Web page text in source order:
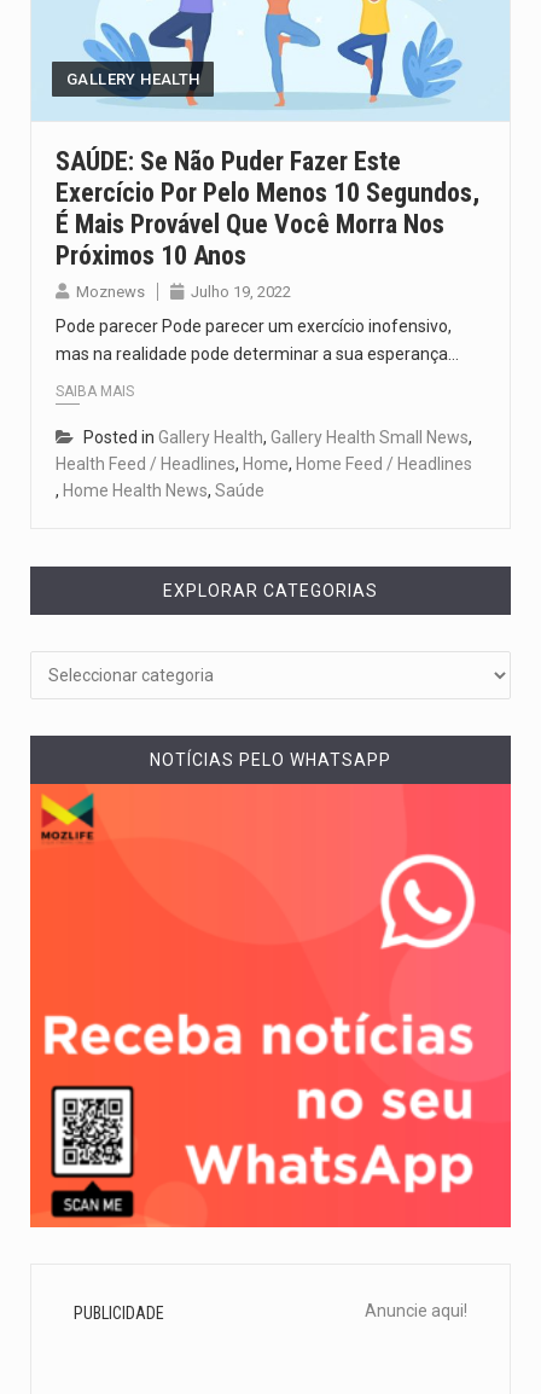
O pagamento marca o desfecho de um dos processos mais…
O programa, cuja implementação está prevista entre abril de 2026…
O Departamento de Estado norte-americano confirmou que cidadãos dos Estados…
GALLERY HEALTH
SAÚDE: Se Não Puder Fazer Este
Exercício Por Pelo Menos 10 Segundos,
É Mais Provável Que Você Morra Nos
Próximos 10 Anos
Moznews Julho 19, 2022
Pode parecer Pode parecer um exercício inofensivo,
mas na realidade pode determinar a sua esperança…
SAIBA MAIS
Posted in Gallery Health, Gallery Health Small News,
Health Feed / Headlines, Home, Home Feed / Headlines
, Home Health News, Saúde
EXPLORAR CATEGORIAS
NOTÍCIAS PELO WHATSAPP
PUBLICIDADE Anuncie aqui!